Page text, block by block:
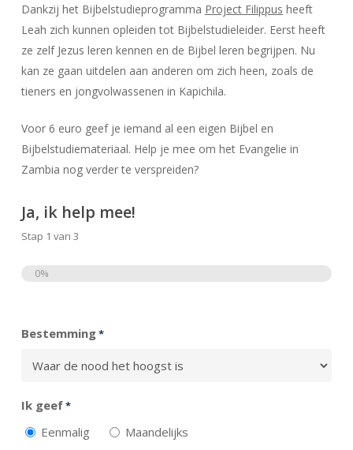
Dankzij het Bijbelstudieprogramma Project Filippus heeft
Leah zich kunnen opleiden tot Bijbelstudieleider. Eerst heeft
ze zelf Jezus leren kennen en de Bijbel leren begrijpen. Nu
kan ze gaan uitdelen aan anderen om zich heen, zoals de
tieners en jongvolwassenen in Kapichila.
Voor 6 euro geef je iemand al een eigen Bijbel en
Bijbelstudiemateriaal. Help je mee om het Evangelie in
Zambia nog verder te verspreiden?
Ja, ik help mee!
Stap 1 van 3
0%
Bestemming*
Ik geef*
Eenmalig Maandelijks